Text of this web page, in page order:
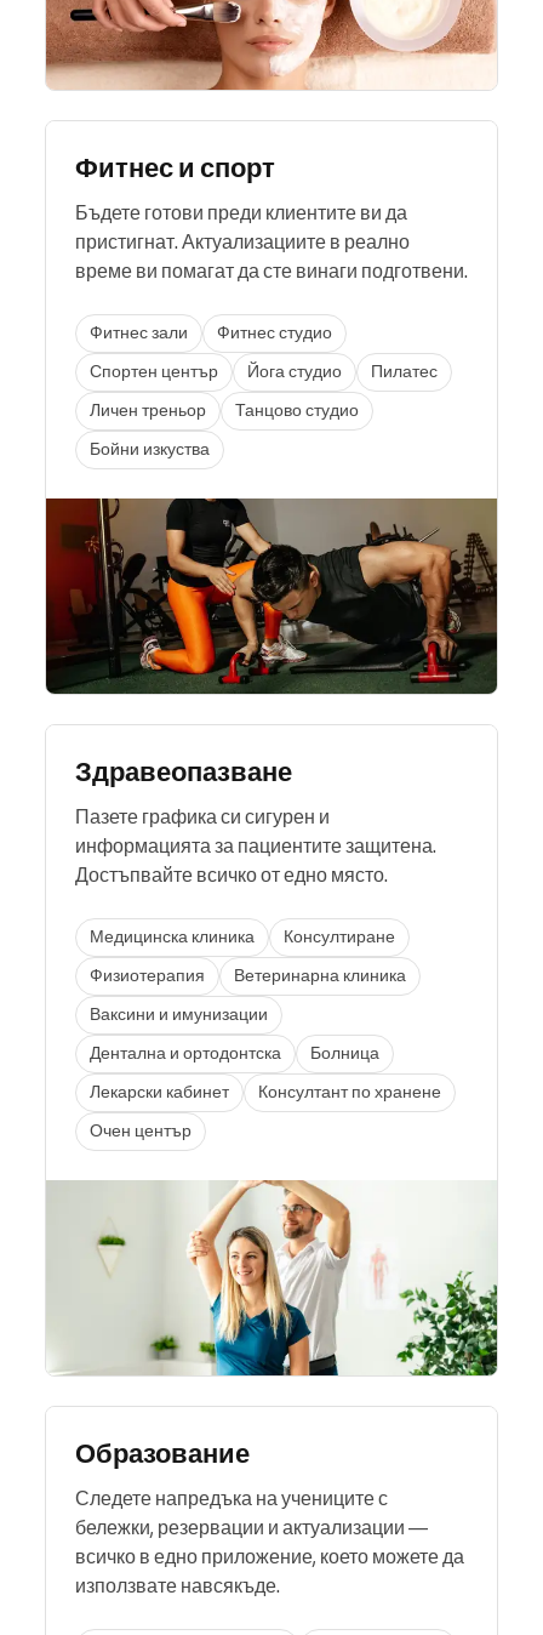
Фитнес и спорт
Бъдете готови преди клиентите ви да
пристигнат. Актуализациите в реално
време ви помагат да сте винаги подготвени.
Фитнес зали
Фитнес студио
Спортен център
Йога студио
Пилатес
Личен треньор
Танцово студио
Бойни изкуства
Здравеопазване
Пазете графика си сигурен и
информацията за пациентите защитена.
Достъпвайте всичко от едно място.
Медицинска клиника
Консултиране
Физиотерапия
Ветеринарна клиника
Ваксини и имунизации
Дентална и ортодонтска
Болница
Лекарски кабинет
Консултант по хранене
Очен център
Образование
Следете напредъка на учениците с
бележки, резервации и актуализации —
всичко в едно приложение, което можете да
използвате навсякъде.